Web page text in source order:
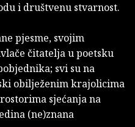
i društvenu stvarnost.
pjesme, svojim
čitatelja u poetsku
svi su na
obilježenim krajolicima
sjećanja na
(ne)znana